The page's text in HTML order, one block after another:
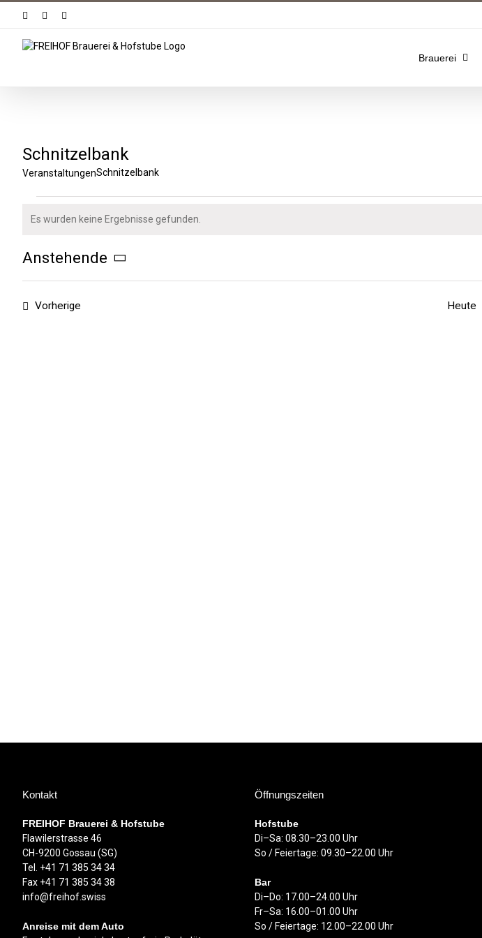
Inhalt
FacebookInstagram
Brauerei
Schnitzelbank
VeranstaltungenSchnitzelbank
Veranstaltungen
Hinweis
Es wurden keine Ergebnisse gefunden.
Anstehende
Datum
Vorherige Heute
Kontakt
FREIHOF Brauerei & Hofstube
Flawilerstrasse 46
CH-9200 Gossau (SG)
Tel. +41 71 385 34 34
Fax +41 71 385 34 38
info@freihof.swiss
Anreise mit dem Auto
Öffnungszeiten
Hofstube
Di–Sa: 08.30–23.00 Uhr
So / Feiertage: 09.30–22.00 Uhr
Bar
Di–Do: 17.00–24.00 Uhr
Fr–Sa: 16.00–01.00 Uhr
So / Feiertage: 12.00–22.00 Uhr